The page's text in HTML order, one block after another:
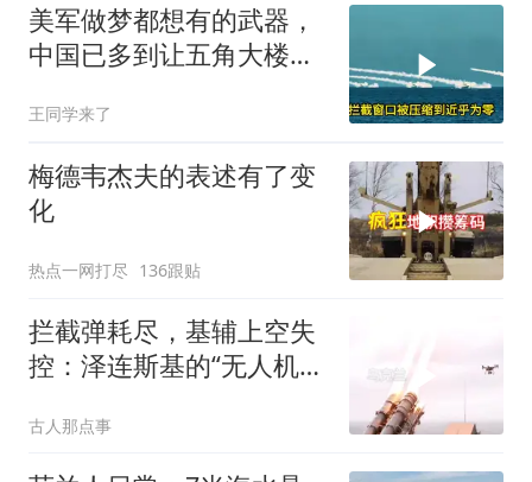
美军做梦都想有的武器，
中国已多到让五角大楼头
王同学来了
梅德韦杰夫的表述有了变
化
热点一网打尽 136跟贴
拦截弹耗尽，基辅上空失
控：泽连斯基的“无人机神
古人那点事